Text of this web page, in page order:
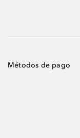
Métodos de pago